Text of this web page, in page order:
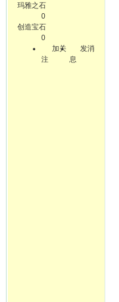
玛雅之石
0
创造宝石
0
加关
注
发消
息